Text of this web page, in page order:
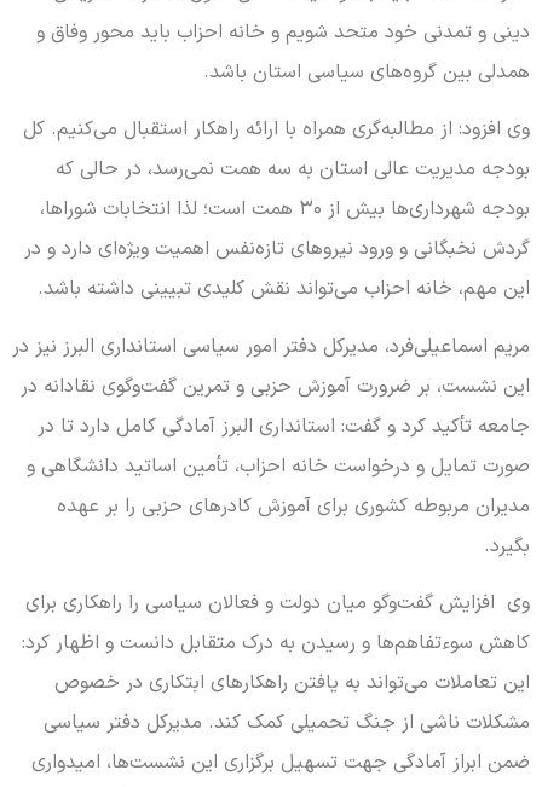
دینی و تمدنی خود متحد شویم و خانه احزاب باید محور وفاق و
همدلی بین گروه‌های سیاسی استان باشد.
وی افزود: از مطالبه‌گری همراه با ارائه راهکار استقبال می‌کنیم. کل
بودجه مدیریت عالی استان به سه همت نمی‌رسد، در حالی که
بودجه شهرداری‌ها بیش از ۳۰ همت است؛ لذا انتخابات شوراها،
گردش نخبگانی و ورود نیروهای تازه‌نفس اهمیت ویژه‌ای دارد و در
این مهم، خانه احزاب می‌تواند نقش کلیدی تبیینی داشته باشد.
مریم اسماعیلی‌فرد، مدیرکل دفتر امور سیاسی استانداری البرز نیز در
این نشست، بر ضرورت آموزش حزبی و تمرین گفت‌وگوی نقادانه در
جامعه تأکید کرد و گفت: استانداری البرز آمادگی کامل دارد تا در
صورت تمایل و درخواست خانه احزاب، تأمین اساتید دانشگاهی و
مدیران مربوطه کشوری برای آموزش کادرهای حزبی را بر عهده
بگیرد.
وی افزایش گفت‌وگو میان دولت و فعالان سیاسی را راهکاری برای
کاهش سوءتفاهم‌ها و رسیدن به درک متقابل دانست و اظهار کرد:
این تعاملات می‌تواند به یافتن راهکارهای ابتکاری در خصوص
مشکلات ناشی از جنگ تحمیلی کمک کند. مدیرکل دفتر سیاسی
ضمن ابراز آمادگی جهت تسهیل برگزاری این نشست‌ها، امیدواری